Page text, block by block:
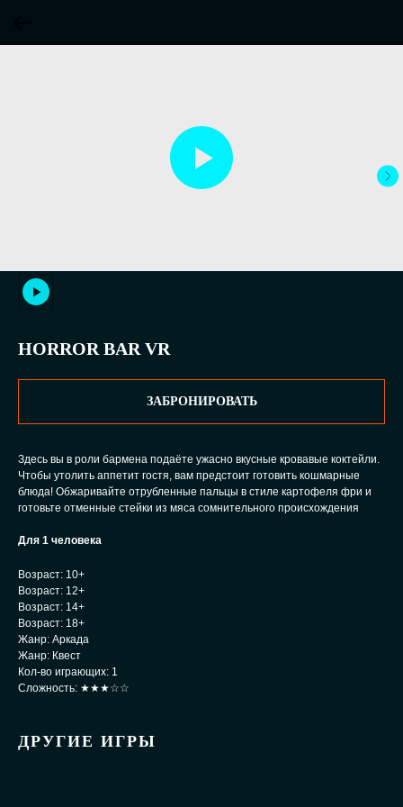
HORROR BAR VR
ЗАБРОНИРОВАТЬ
Здесь вы в роли бармена подаёте ужасно вкусные кровавые коктейли.
Чтобы утолить аппетит гостя, вам предстоит готовить кошмарные
блюда! Обжаривайте отрубленные пальцы в стиле картофеля фри и
готовьте отменные стейки из мяса сомнительного происхождения
Для 1 человека
Возраст: 10+
Возраст: 12+
Возраст: 14+
Возраст: 18+
Жанр: Аркада
Жанр: Квест
Кол-во играющих: 1
Сложность: ★★★☆☆
ДРУГИЕ ИГРЫ